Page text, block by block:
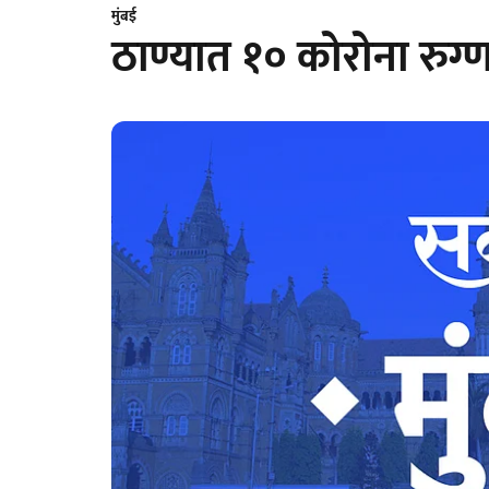
मुंबई
ठाण्यात १० कोरोना